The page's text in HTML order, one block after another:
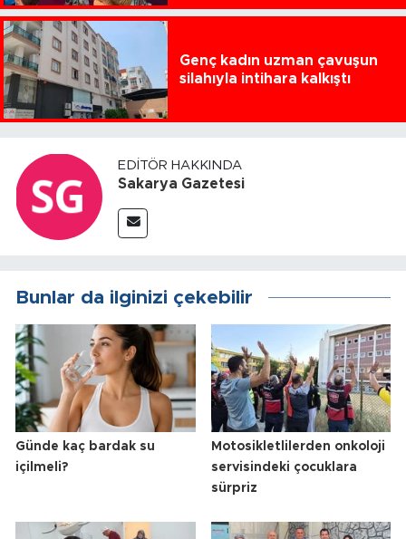
Genç kadın uzman çavuşun
silahıyla intihara kalkıştı
EDITÖR HAKKINDA
Sakarya Gazetesi
Bunlar da ilginizi çekebilir
Günde kaç bardak su
içilmeli?
Motosikletlilerden onkoloji
servisindeki çocuklara
sürpriz